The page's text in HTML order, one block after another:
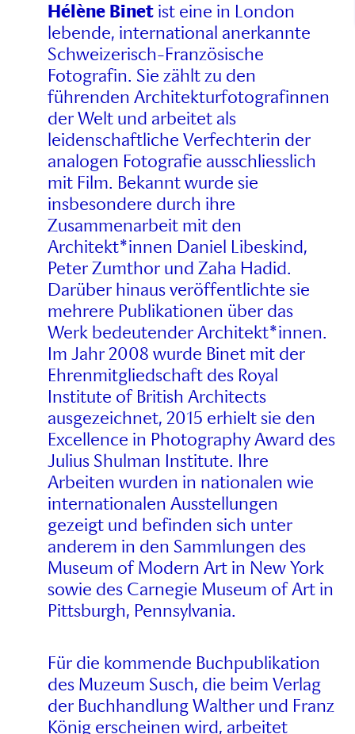
Hélène Binet ist eine in London
lebende, international anerkannte
Schweizerisch-Französische
Fotografin. Sie zählt zu den
führenden Architekturfotografinnen
der Welt und arbeitet als
leidenschaftliche Verfechterin der
analogen Fotografie ausschliesslich
mit Film. Bekannt wurde sie
insbesondere durch ihre
Zusammenarbeit mit den
Architekt*innen Daniel Libeskind,
Peter Zumthor und Zaha Hadid.
Darüber hinaus veröffentlichte sie
mehrere Publikationen über das
Werk bedeutender Architekt*innen.
Im Jahr 2008 wurde Binet mit der
Ehrenmitgliedschaft des Royal
Institute of British Architects
ausgezeichnet, 2015 erhielt sie den
Excellence in Photography Award des
Julius Shulman Institute. Ihre
Arbeiten wurden in nationalen wie
internationalen Ausstellungen
gezeigt und befinden sich unter
anderem in den Sammlungen des
Museum of Modern Art in New York
sowie des Carnegie Museum of Art in
Pittsburgh, Pennsylvania.
Für die kommende Buchpublikation
des Muzeum Susch, die beim Verlag
der Buchhandlung Walther und Franz
König erscheinen wird, arbeitet